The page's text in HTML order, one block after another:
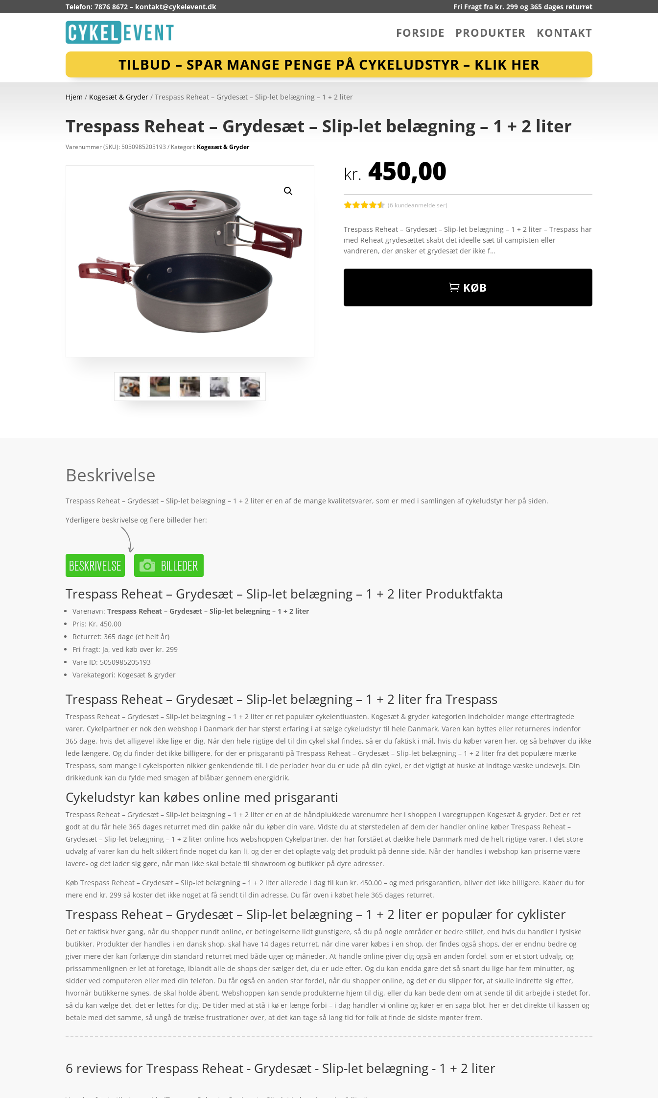
Telefon: 7876 8672 – kontakt@cykelevent.dk Fri Fragt fra kr. 299 og 365 dages returret
FORSIDE PRODUKTER KONTAKT
TILBUD – SPAR MANGE PENGE PÅ CYKELUDSTYR – KLIK HER
Hjem / Kogesæt & Gryder / Trespass Reheat – Grydesæt – Slip-let belægning – 1 + 2 liter
Trespass Reheat – Grydesæt – Slip-let belægning – 1 + 2 liter
Varenummer (SKU): 5050985205193 Kategori: Kogesæt & Gryder
kr. 450,00
ud af 5
baseret
kundebedø
(6 kundeanmeldelser)
Trespass Reheat – Grydesæt – Slip-let belægning – 1 + 2 liter – Trespass har
med Reheat grydesættet skabt det ideelle sæt til campisten eller
vandreren, der ønsker et grydesæt der ikke f…
KØB
Beskrivelse
Trespass Reheat – Grydesæt – Slip-let belægning – 1 + 2 liter er en af de mange kvalitetsvarer, som er med i samlingen af cykeludstyr her på siden.
Yderligere beskrivelse og flere billeder her:
Trespass Reheat – Grydesæt – Slip-let belægning – 1 + 2 liter Produktfakta
Varenavn:Trespass Reheat – Grydesæt – Slip-let belægning – 1 + 2 liter
Pris: Kr. 450.00
Returret: 365 dage (et helt år)
Fri fragt: Ja, ved køb over kr. 299
Vare ID: 5050985205193
Varekategori: Kogesæt & gryder
Trespass Reheat – Grydesæt – Slip-let belægning – 1 + 2 liter fra Trespass
Trespass Reheat – Grydesæt – Slip-let belægning – 1 + 2 liter er ret populær cykelentiuasten. Kogesæt & gryder kategorien indeholder mange eftertragtede
varer. Cykelpartner er nok den webshop i Danmark der har størst erfaring i at sælge cykeludstyr til hele Danmark. Varen kan byttes eller returneres indenfor
365 dage, hvis det alligevel ikke lige er dig. Når den hele rigtige del til din cykel skal findes, så er du faktisk i mål, hvis du køber varen her, og så behøver du ikke
lede længere. Og du finder det ikke billigere, for der er prisgaranti på Trespass Reheat – Grydesæt – Slip-let belægning – 1 + 2 liter fra det populære mærke
Trespass, som mange i cykelsporten nikker genkendende til. I de perioder hvor du er ude på din cykel, er det vigtigt at huske at indtage væske undevejs. Din
drikkedunk kan du fylde med smagen af blåbær gennem energidrik.
Cykeludstyr kan købes online med prisgaranti
Trespass Reheat – Grydesæt – Slip-let belægning – 1 + 2 liter er en af de håndplukkede varenumre her i shoppen i varegruppen Kogesæt & gryder. Det er ret
godt at du får hele 365 dages returret med din pakke når du køber din vare. Vidste du at størstedelen af dem der handler online køber Trespass Reheat –
Grydesæt – Slip-let belægning – 1 + 2 liter online hos webshoppen Cykelpartner, der har forstået at dække hele Danmark med de helt rigtige varer. I det store
udvalg af varer kan du helt sikkert finde noget du kan li, og der er det oplagte valg det produkt på denne side. Når der handles i webshop kan priserne være
lavere- og det lader sig gøre, når man ikke skal betale til showroom og butikker på dyre adresser.
Køb Trespass Reheat – Grydesæt – Slip-let belægning – 1 + 2 liter allerede i dag til kun kr. 450.00 – og med prisgarantien, bliver det ikke billigere. Køber du for
mere end kr. 299 så koster det ikke noget at få sendt til din adresse. Du får oven i købet hele 365 dages returret.
Trespass Reheat – Grydesæt – Slip-let belægning – 1 + 2 liter er populær for cyklister
Det er faktisk hver gang, når du shopper rundt online, er betingelserne lidt gunstigere, så du på nogle områder er bedre stillet, end hvis du handler I fysiske
butikker. Produkter der handles i en dansk shop, skal have 14 dages returret. når dine varer købes i en shop, der findes også shops, der er endnu bedre og
giver mere der kan forlænge din standard returret med både uger og måneder. At handle online giver dig også en anden fordel, som er et stort udvalg, og
prissammenlignen er let at foretage, iblandt alle de shops der sælger det, du er ude efter. Og du kan endda gøre det så snart du lige har fem minutter, og
sidder ved computeren eller med din telefon. Du får også en anden stor fordel, når du shopper online, og det er du slipper for, at skulle indrette sig efter,
hvornår butikkerne synes, de skal holde åbent. Webshoppen kan sende produkterne hjem til dig, eller du kan bede dem om at sende til dit arbejde i stedet for,
så du kan vælge det, det er lettes for dig. De tider med at stå i kø er længe forbi – i dag handler vi online og køer er en saga blot, her er det direkte til kassen og
betale med det samme, så ungå de trælse frustrationer over, at det kan tage så lang tid for folk at finde de sidste mønter frem.
6 reviews forTrespass Reheat - Grydesæt - Slip-let belægning - 1 + 2 liter